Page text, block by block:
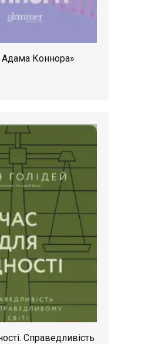
Адама Коннора»
Справедливість